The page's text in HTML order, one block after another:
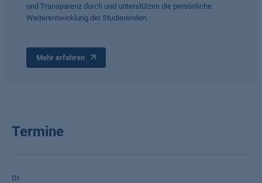
und Transparenz durch und unterstützen die persönliche
Weiterentwicklung der Studierenden.
Mehr erfahren
Termine
DI